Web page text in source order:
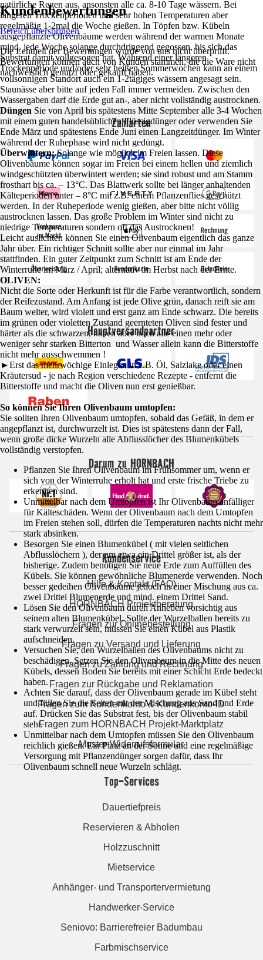
natürliche Regen aus, ansonsten alle ca. 8-10 Tage wässern. Bei
längeren Trockenperioden und sehr hohen Temperaturen aber
regelmäßig 1-2mal die Woche gießen. In Töpfen bzw. Kübeln
ausgepflanzte Olivenbäume werden während der warmen Monate
mind. jede Woche solange durchdringend gegossen, bis sich das
Substrat damit vollgesogen hat. Während einer längeren
Trockenperiode und/oder sehr heißen Sommerwochen kann an einem
vollsonnigen Standort auch ein 1-2tägiges wässern angesagt sein.
Staunässe aber bitte auf jeden Fall immer vermeiden. Zwischen den
Wassergaben darf die Erde gut an-, aber nicht vollständig austrocknen.
Düngen Sie von April bis spätestens Mitte September alle 3-4 Wochen
mit einem guten handelsüblichen Flüssigdünger oder verwenden Sie
Ende März und spätestens Ende Juni einen Langzeitdünger. Im Winter
während der Ruhephase wird nicht gedüngt.
Überwintern:Solange wie möglich im Freien lassen. Diese
Olivenbäume können sogar im Freien bei einem hellen und ziemlich
windgeschützten überwintert werden; sie sind robust und am Stamm
frosthart bis ca. – 13°C. Das Blattwerk sollte bei länger anhaltenden
Kälteperioden unter – 8°C mit z.B. einem Pflanzenflies geschützt
werden. In der Ruheperiode wenig gießen, aber bitte nicht völlig
austrocknen lassen. Das große Problem im Winter sind nicht zu
niedrige Temperaturen sondern oft das Austrocknen!
Leicht auslichten können Sie einen Olivenbaum eigentlich das ganze
Jahr über. Ein richtiger Schnitt sollte aber nur einmal im Jahr
stattfinden. Ein guter Zeitpunkt zum Schnitt ist am Ende der
Winterruhe im März / April; alternativ im Herbst nach der Ernte.
OLIVEN:
Nicht die Sorte oder Herkunft ist für die Farbe verantwortlich, sondern
der Reifezustand. Am Anfang ist jede Olive grün, danach reift sie am
Baum weiter, wird violett und erst ganz am Ende schwarz. Die bereits
im grünen oder violetten Zustand geernteten Oliven sind fester und
härter als die schwarzen, haben aber noch alle einen mehr oder
weniger sehr starken Bitterton und Wasser allein kann die Bitterstoffe
nicht mehr ausschwemmen !
►Erst das mehrwöchige Einlegen in z.B. Öl, Salzlake oder einen
Kräutersud - je nach Region verschiedene Rezepte - entfernt die
Bitterstoffe und macht die Oliven nun erst genießbar.
So können Sie Ihren Olivenbaum umtopfen:
Sie sollten Ihren Olivenbaum umtopfen, sobald das Gefäß, in dem er
angepflanzt ist, durchwurzelt ist. Dies ist spätestens dann der Fall,
wenn große dicke Wurzeln alle Abflusslöcher des Blumenkübels
vollständig verstopfen.
Pflanzen Sie Ihren Olivenbaum im Frühsommer um, wenn er
sich von der Winterruhe erholt hat und erste frische Triebe zu
erkennen sind.
Unmittelbar nach dem Umtopfen ist Ihr Olivenbaum anfälliger
für Kälteschäden. Wenn der Olivenbaum nach dem Umtopfen
im Freien stehen soll, dürfen die Temperaturen nachts nicht mehr
stark absinken.
Besorgen Sie einen Blumenkübel ( mit vielen seitlichen
Abflusslöchern ), der um etwa ein Drittel größer ist, als der
bisherige. Zudem benötigen Sie neue Erde zum Auffüllen des
Kübels. Sie können gewöhnliche Blumenerde verwenden. Noch
besser gedeihen Olivenbäume jedoch in einer Mischung aus ca.
zwei Drittel Blumenerde und mind. einem Drittel Sand.
Lösen Sie den Olivenbaum durch Anheben vorsichtig aus
seinem alten Blumenkübel. Sollte der Wurzelballen bereits zu
stark verwurzelt sein, müssen Sie einen Kübel aus Plastik
aufschneiden.
Versuchen Sie, den Wurzelballen des Olivenbaums nicht zu
beschädigen. Setzen Sie den Olivenbaum in die Mitte des neuen
Kübels, dessen Boden Sie bereits mit einer Schicht Erde bedeckt
haben.
Achten Sie darauf, dass der Olivenbaum gerade im Kübel steht
und füllen Sie die Seiten mit der Mischung aus Sand und Erde
auf. Drücken Sie das Substrat fest, bis der Olivenbaum stabil
steht.
Unmittelbar nach dem Umtopfen müssen Sie den Olivenbaum
reichlich gießen. Ein Platz an der Sonne und eine regelmäßige
Versorgung mit Pflanzendünger sorgen dafür, dass Ihr
Olivenbaum schnell neue Wurzeln schlägt.
Kundenbewertungen
Bereich überspringen
Die Echtheit der Bewertungen wurde von uns nicht überprüft.
Bewertungen können auch von Kunden stammen, die die Ware nicht
nachweislich genutzt oder gekauft haben.
Zahlarten
Hauptversandpartner
Darum zu HORNBACH
Kundenservice
Hilfe & Kontakt (FAQ)
HORNBACH Projektberatung
Fragen zur Onlinebestellung
Fragen zu Versand und Lieferung
Fragen zu Zahlung und Rechnung
Fragen zur Rückgabe und Reklamation
Fragen zum Kundenkonto & Kundenkonto-ID
Fragen zum HORNBACH Projekt-Marktplatz
Muster-Widerrufsformular
Top-Services
Dauertiefpreis
Reservieren & Abholen
Holzzuschnitt
Mietservice
Anhänger- und Transportervermietung
Handwerker-Service
Seniovo: Barrierefreier Badumbau
Farbmischservice